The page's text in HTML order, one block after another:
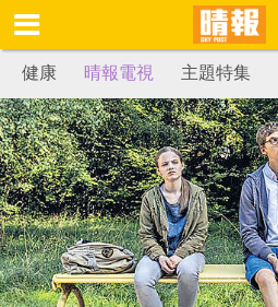
健康 晴報電視 主題特集